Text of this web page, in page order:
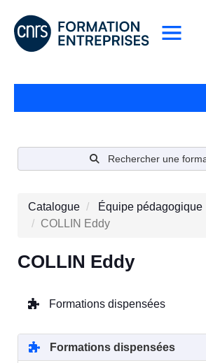
Rechercher une
Catalogue
Équipe pédagogique
COLLIN Eddy
COLLIN Eddy
Formations dispensées
Formations dispensées